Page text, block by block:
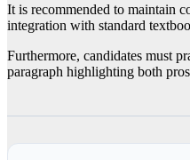
It is recommended to maintain
integration with standard
Furthermore, candidates must
paragraph highlighting both